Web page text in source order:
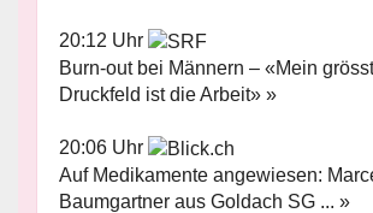
20:12 Uhr
Burn-out bei Männern – «Mein
Druckfeld ist die Arbeit» »
20:06 Uhr
Auf Medikamente angewiesen:
Baumgartner aus Goldach SG ... »